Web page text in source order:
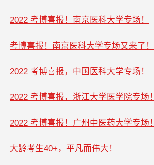
2022 考博喜报！南京医科大学专场！
考博喜报！南京医科大学专场又来了！
2022 考博喜报，中国医科大学专场！
2022 考博喜报，浙江大学医学院专场！
2022 考博喜报！广州中医药大学专场！
大龄考生40+，平凡而伟大！